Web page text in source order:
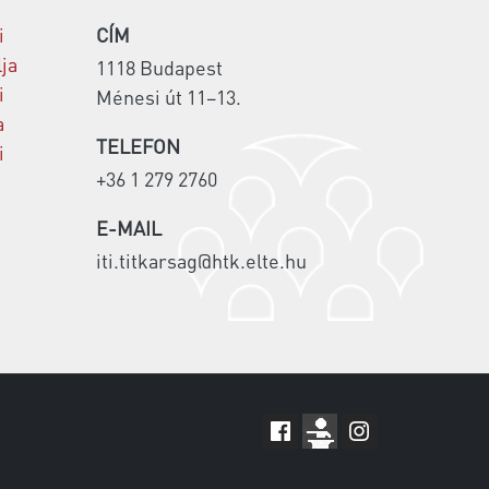
CÍM
1118 Budapest
Ménesi út 11–13.
TELEFON
+36 1 279 2760
E-MAIL
iti.titkarsag@htk.elte.hu